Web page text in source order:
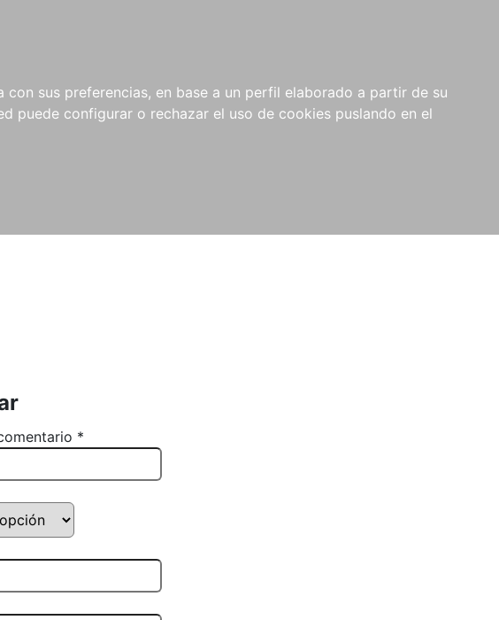
sus preferencias, en base a un perfil elaborado a partir de su
puede configurar o rechazar el uso de cookies puslando en el
NOVEDADES NOTICIAS
COMPRAS
INSTITUCIONALES
*